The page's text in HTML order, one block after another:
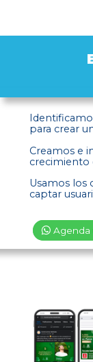
para crear
Creamos e
crecimiento
Usamos los
captar
Agenda